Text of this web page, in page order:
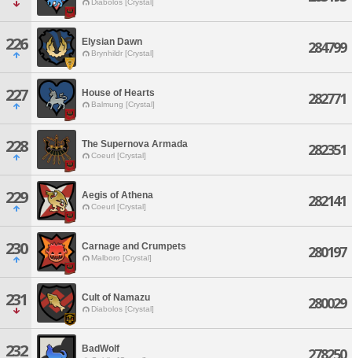
Diabolos [Crystal]
226 Elysian Dawn
Brynhildr [Crystal] 284799
227 House of Hearts
Balmung [Crystal] 282771
228 The Supernova Armada
Coeurl [Crystal] 282351
229 Aegis of Athena
Coeurl [Crystal] 282141
230 Carnage and Crumpets
Malboro [Crystal] 280197
231 Cult of Namazu
Diabolos [Crystal] 280029
232 BadWolf 278250